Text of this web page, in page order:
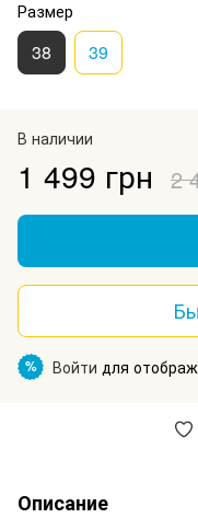
Размер
38 39
В наличии
1 499 грн 2
% Войти для
Описание